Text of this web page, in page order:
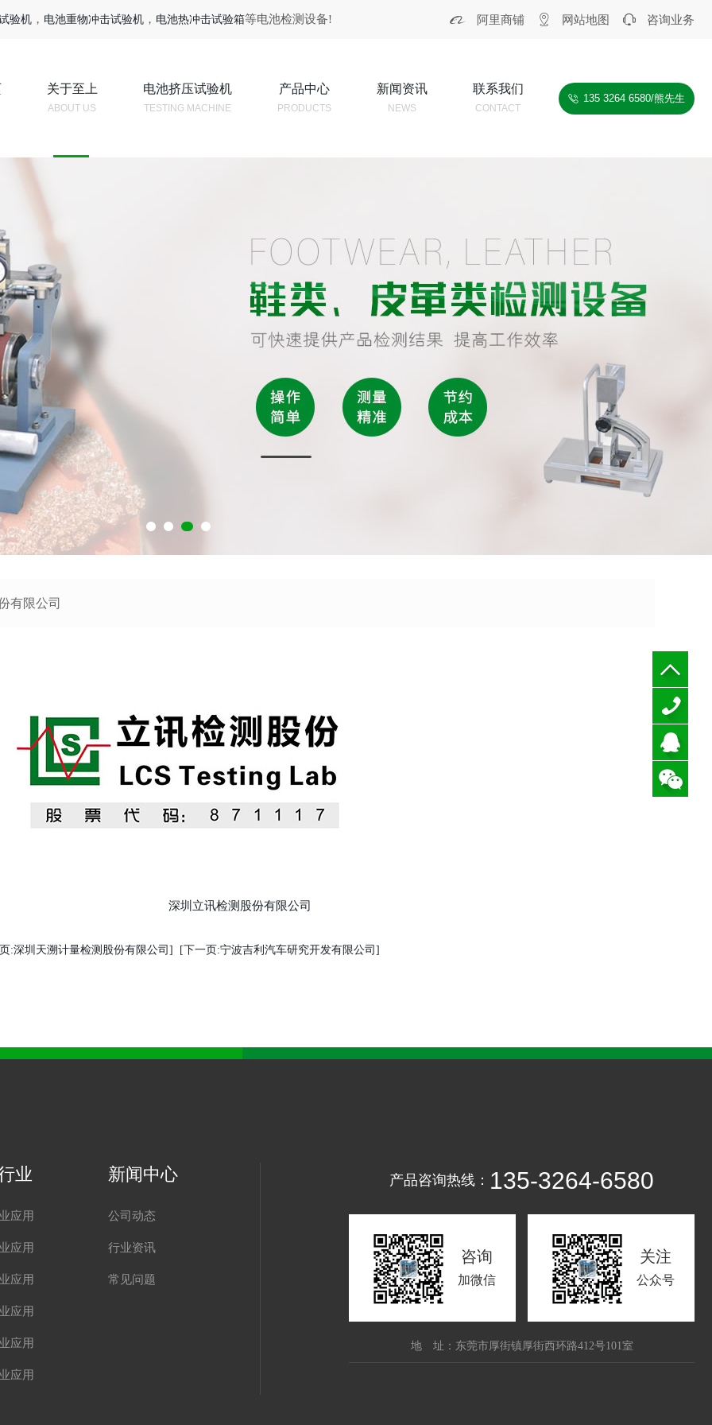
验机 ， 电池重物冲击试验机 ， 电池热冲击试验箱等电池检测设备!  阿里商铺  网站地图  咨询业务
关于至上
ABOUT US
MORE
电池挤压试验机
TESTING MACHINE
产品中心
PRODUCTS
CLICK MORE
新闻资讯
NEWS
CLICK MORE
联系我们
CONTACT
 135 3264 6580/熊先生
有限公司
深圳立讯检测股份有限公司
:深圳天溯计量检测股份有限公司] [下一页:宁波吉利汽车研究开发有限公司]
业
应用
应用
应用
应用
应用
应用
新闻中心
公司动态
行业资讯
常见问题
产品咨询热线： 135-3264-6580
咨询
加微信
关注
公众号
地 址：东莞市厚街镇厚街西环路412号101室
135-
3264-
QQ咨